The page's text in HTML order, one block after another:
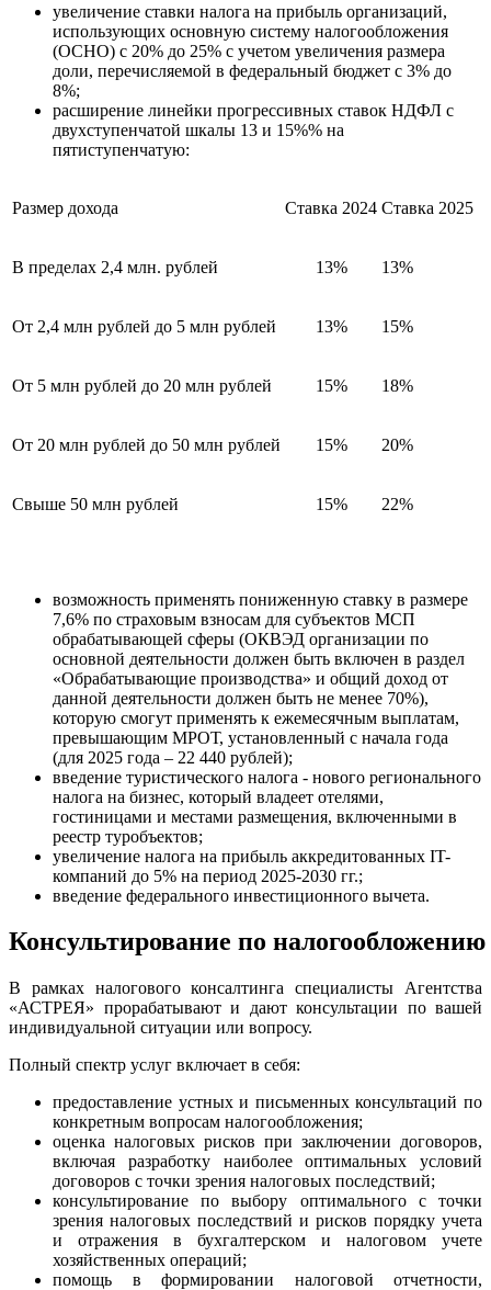
увеличение ставки налога на прибыль организаций,
использующих основную систему налогообложения
(ОСНО) с 20% до 25% с учетом увеличения размера
доли, перечисляемой в федеральный бюджет с 3% до
8%;
расширение линейки прогрессивных ставок НДФЛ с
двухступенчатой шкалы 13 и 15%% на
пятиступенчатую:
Размер дохода Ставка 2024 Ставка 2025
В пределах 2,4 млн. рублей 13% 13%
От 2,4 млн рублей до 5 млн рублей 13% 15%
От 5 млн рублей до 20 млн рублей 15% 18%
От 20 млн рублей до 50 млн рублей 15% 20%
Свыше 50 млн рублей 15% 22%
возможность применять пониженную ставку в размере
7,6% по страховым взносам для субъектов МСП
обрабатывающей сферы (ОКВЭД организации по
основной деятельности должен быть включен в раздел
«Обрабатывающие производства» и общий доход от
данной деятельности должен быть не менее 70%),
которую смогут применять к ежемесячным выплатам,
превышающим МРОТ, установленный с начала года
(для 2025 года – 22 440 рублей);
введение туристического налога - нового регионального
налога на бизнес, который владеет отелями,
гостиницами и местами размещения, включенными в
реестр туробъектов;
увеличение налога на прибыль аккредитованных IT-
компаний до 5% на период 2025-2030 гг.;
введение федерального инвестиционного вычета.
Консультирование по налогообложению
В рамках налогового консалтинга специалисты Агентства
«АСТРЕЯ» прорабатывают и дают консультации по вашей
индивидуальной ситуации или вопросу.
Полный спектр услуг включает в себя:
предоставление устных и письменных консультаций по
конкретным вопросам налогообложения;
оценка налоговых рисков при заключении договоров,
включая разработку наиболее оптимальных условий
договоров с точки зрения налоговых последствий;
консультирование по выбору оптимального с точки
зрения налоговых последствий и рисков порядку учета
и отражения в бухгалтерском и налоговом учете
хозяйственных операций;
помощь в формировании налоговой отчетности,